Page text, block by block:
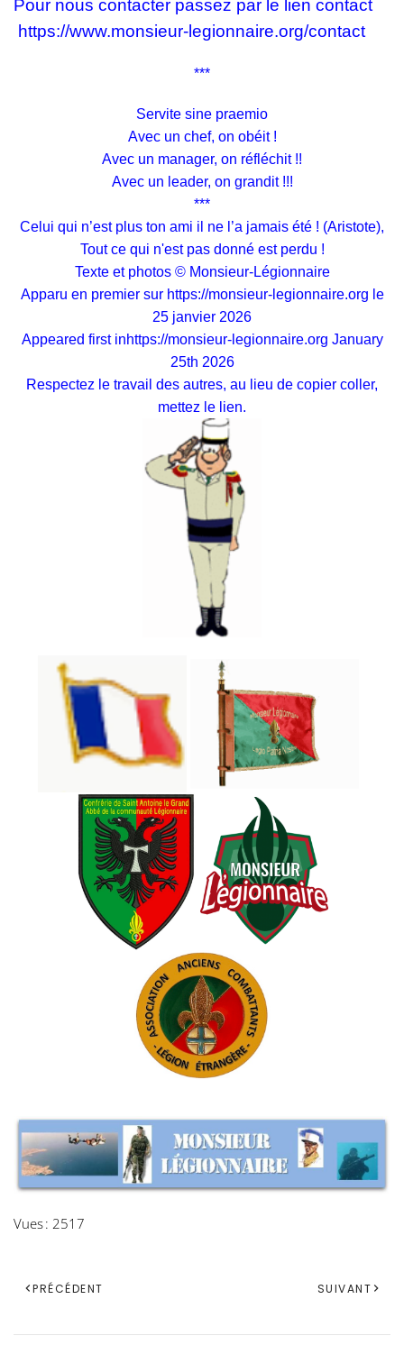
Pour nous contacter passez par le lien contact
https://www.monsieur-legionnaire.org/contact
***
Servite sine praemio
Avec un chef, on obéit !
Avec un manager, on réfléchit !!
Avec un leader, on grandit !!!
***
Celui qui n’est plus ton ami il ne l’a jamais été ! (Aristote),
Tout ce qui n'est pas donné est perdu !
Texte et photos © Monsieur-Légionnaire
Apparu en premier sur https://monsieur-legionnaire.org le
25 janvier 2026
Appeared first inhttps://monsieur-legionnaire.org January
25th 2026
Respectez le travail des autres, au lieu de copier coller,
mettez le lien.
Vues : 2517
PRÉCÉDENT SUIVANT